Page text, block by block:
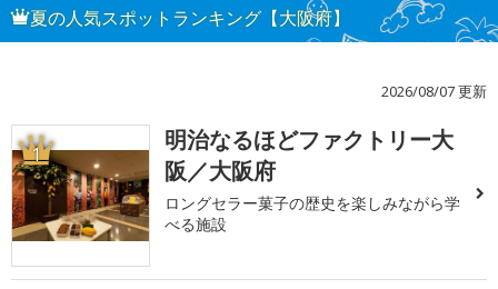
夏の人気スポットランキング【大阪府】
2026/08/07 更新
1
明治なるほどファクトリー大
阪／大阪府
ロングセラー菓子の歴史を楽しみながら学
べる施設